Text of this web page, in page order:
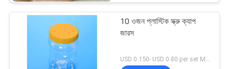
10 ওজন প্লাস্টিক স্ক্রু ক্যাপ
জারস
USD 0.150- USD 0.80 per set MOQ:10000SET